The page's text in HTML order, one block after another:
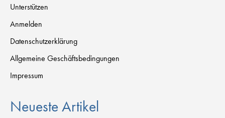
Unterstützen
Anmelden
Datenschutzerklärung
Allgemeine Geschäftsbedingungen
Impressum
Neueste Artikel